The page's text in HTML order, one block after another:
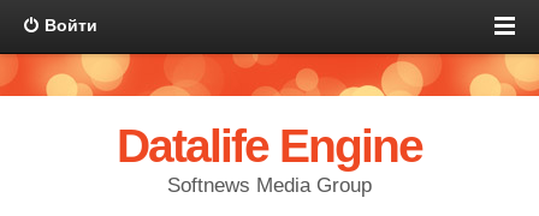
Войти
Datalife Engine
Softnews Media Group